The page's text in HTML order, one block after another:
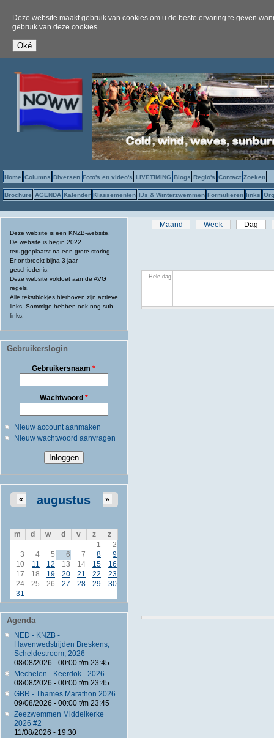
Deze website maakt gebruik van cookies om u de beste ervaring te geven
gebruik van deze cookies.
Home Columns Diversen Foto's en video's LIVETIMING Blogs Regio's Contact Zoeken
Brochure AGENDA Kalender Klassementen IJs & Winterzwemmen Formulieren links
Deze website is een KNZB-website.
De website is begin 2022
teruggeplaatst na een grote storing.
Er ontbreekt bijna 3 jaar
geschiedenis.
Deze website voldoet aan de AVG
regels.
Alle tekstblokjes hierboven zijn actieve
links. Sommige hebben ook nog sub-
links.
Gebruikerslogin
Gebruikersnaam*
Wachtwoord *
Nieuw account aanmaken
Nieuw wachtwoord aanvragen
augustus
« »
m d w d v z
z
1
2
3
4 5 6 7 8
9
10
11 12 13 14 15
16
17
18 19 20 21 22
23
24
25 26 27 28 29
30
31
Agenda
NED - KNZB -
Havenwedstrijden Breskens,
Scheldestroom, 2026
08/08/2026 - 00:00t/m 23:45
Mechelen - Keerdok - 2026
08/08/2026 - 00:00t/m 23:45
GBR - Thames Marathon 2026
09/08/2026 - 00:00t/m 23:45
Zeezwemmen Middelkerke
2026 #2
11/08/2026 - 19:30
Primaire tabs
Maand Week Dag
Hele dag